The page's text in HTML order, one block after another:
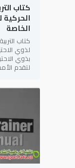
كتاب
الحركية
الخاصة
كتاب
لذوي
بذوي
لتقدم
والإعاقات